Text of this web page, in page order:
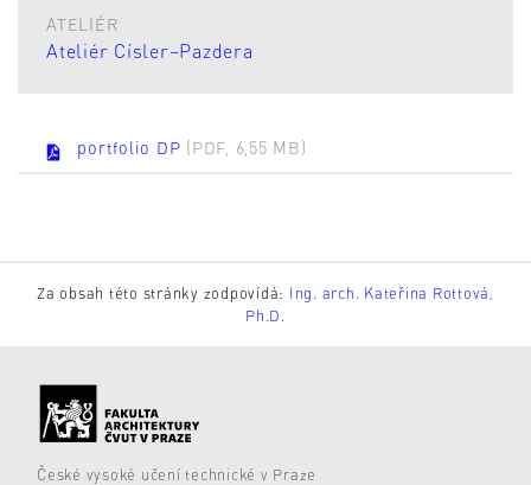
ATELIÉR
Ateliér Císler–Pazdera
portfolio DP (PDF, 6,55 MB)
Za obsah této stránky zodpovídá: Ing. arch. Kateřina Rottová,
Ph.D.
České vysoké učení technické v Praze